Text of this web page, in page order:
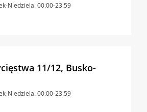
Niedziela: 00:00-23:59
11/12, Busko-
Niedziela: 00:00-23:59